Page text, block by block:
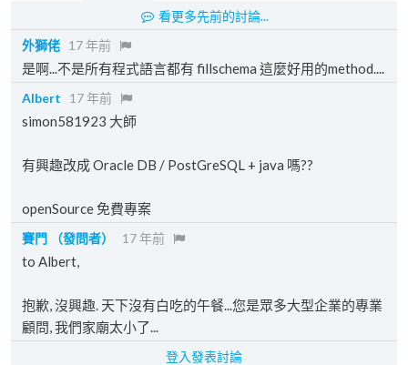
看更多先前的討論...
外獅佬 17 年前
是啊...不是所有程式語言都有 fillschema 這麼好用的method....
Albert 17 年前
simon581923 大師
有興趣改成 Oracle DB / PostGreSQL + java 嗎??
openSource 免費專案
賽門 （發問者） 17 年前
to Albert,
抱歉, 沒興趣. 天下沒有白吃的午餐...您是眾多大型企業的專業
顧問, 我們家廟太小了...
登入發表討論